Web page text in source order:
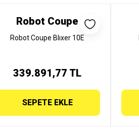
Robot Coupe
Robot Coupe Blıxer 10E
339.891,77 TL
SEPETE EKLE